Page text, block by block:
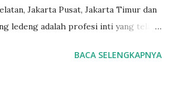
Jakarta Pusat, Jakarta Timur dan
ledeng adalah profesi inti yang telah
#tukangledengjakartapusat
BACA SELENGKAPNYA